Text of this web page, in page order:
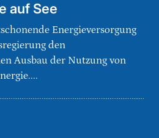
auf See
Energieversorgung
den
Ausbau der Nutzung von